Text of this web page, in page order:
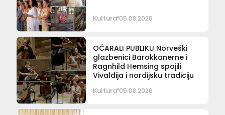
Kultura 05.08.2026
OČARALI PUBLIKU Norveški
glazbenici Barokkanerne i
Ragnhild Hemsing spojili
Vivaldija i nordijsku tradiciju
Kultura 05.08.2026